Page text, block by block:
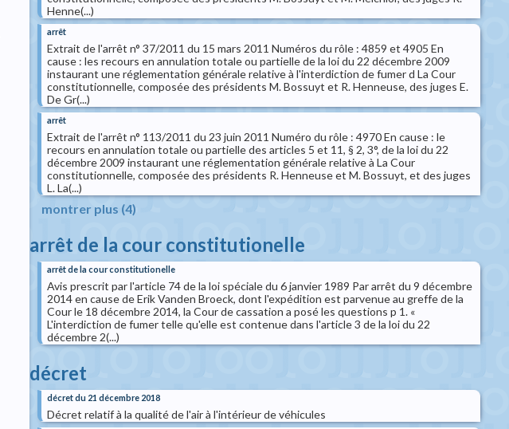
Henne(...)
arrêt
Extrait de l'arrêt n° 37/2011 du 15 mars 2011 Numéros du rôle : 4859 et 4905 En
cause : les recours en annulation totale ou partielle de la loi du 22 décembre 2009
instaurant une réglementation générale relative à l'interdiction de fumer d La Cour
constitutionnelle, composée des présidents M. Bossuyt et R. Henneuse, des juges E.
De Gr(...)
arrêt
Extrait de l'arrêt n° 113/2011 du 23 juin 2011 Numéro du rôle : 4970 En cause : le
recours en annulation totale ou partielle des articles 5 et 11, § 2, 3°, de la loi du 22
décembre 2009 instaurant une réglementation générale relative à La Cour
constitutionnelle, composée des présidents R. Henneuse et M. Bossuyt, et des juges
L. La(...)
montrer plus (4)
arrêt de la cour constitutionelle
arrêt de la cour constitutionelle
Avis prescrit par l'article 74 de la loi spéciale du 6 janvier 1989 Par arrêt du 9 décembre
2014 en cause de Erik Vanden Broeck, dont l'expédition est parvenue au greffe de la
Cour le 18 décembre 2014, la Cour de cassation a posé les questions p 1. «
L'interdiction de fumer telle qu'elle est contenue dans l'article 3 de la loi du 22
décembre 2(...)
décret
décret du 21 décembre 2018
Décret relatif à la qualité de l'air à l'intérieur de véhicules